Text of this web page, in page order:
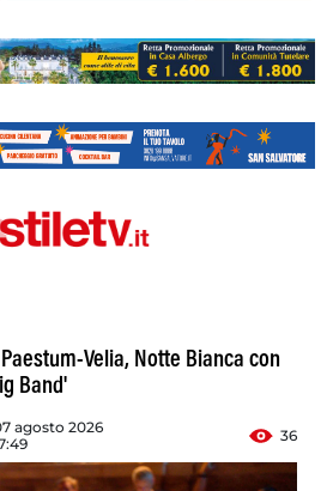
Velia, Notte Bianca con
Band'
agosto 2026
36